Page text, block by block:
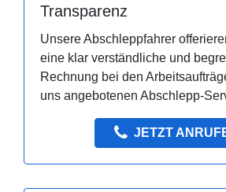
Transparenz
Unsere Abschleppfahrer
eine klar verständliche und
Rechnung bei den
uns angebotenen Abschlepp-
JETZT